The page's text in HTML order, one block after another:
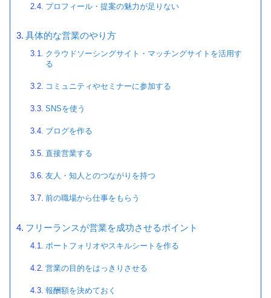
プロフィール・提案の魅力が足りない
具体的な営業のやり方
クラウドソーシングサイト・マッチングサイトを活用す
る
コミュニティやセミナーに参加する
SNSを使う
ブログを作る
直接営業する
友人・知人とのつながりを持つ
前の職場から仕事をもらう
フリーランスが営業を成功させるポイント
ポートフォリオやスキルシートを作る
営業の目的をはっきりさせる
報酬額を決めておく